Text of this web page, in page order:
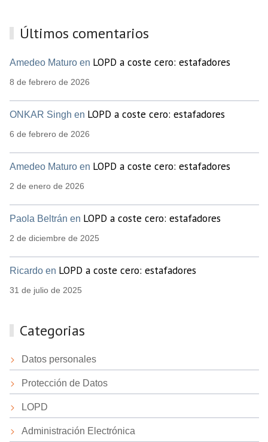
Últimos comentarios
Amedeo Maturo en LOPD a coste cero: estafadores
8 de febrero de 2026
ONKAR Singh en LOPD a coste cero: estafadores
6 de febrero de 2026
Amedeo Maturo en LOPD a coste cero: estafadores
2 de enero de 2026
Paola Beltrán en LOPD a coste cero: estafadores
2 de diciembre de 2025
Ricardo en LOPD a coste cero: estafadores
31 de julio de 2025
Categorias
Datos personales
Protección de Datos
LOPD
Administración Electrónica